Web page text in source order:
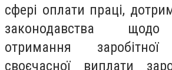
сфері оплати праці,
законодавства щодо
отримання
своєчасної виплати